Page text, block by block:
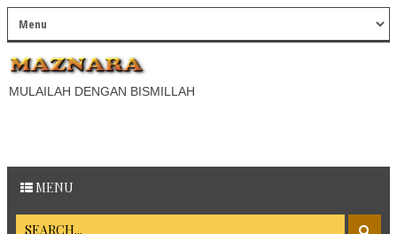
MULAILAH DENGAN BISMILLAH
MENU